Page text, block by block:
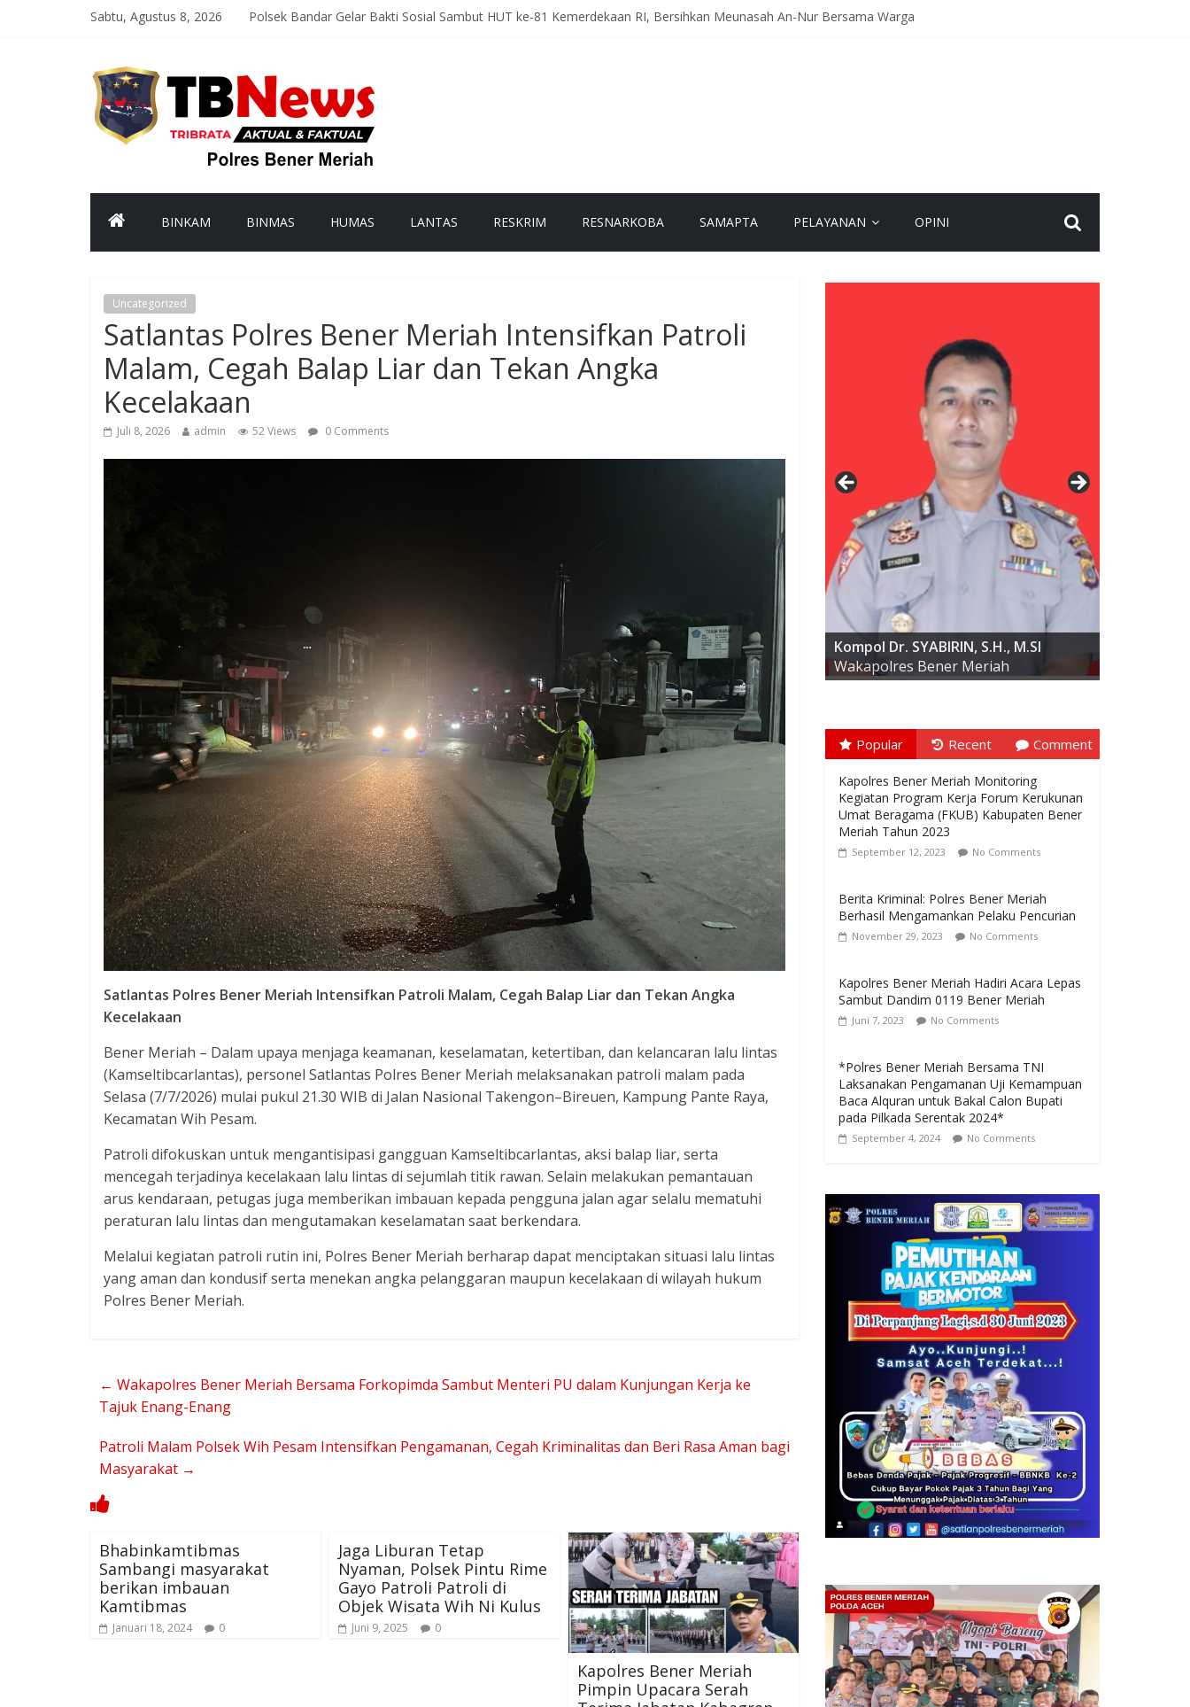
Sabtu, Agustus 8, 2026
Polsek Bandar Gelar Bakti Sosial Sambut HUT ke-81 Kemerdekaan RI, Bersihkan Meunasah An-Nur Bersama Warga
Patroli Malam Polsek Wih Pesam Intensifkan Antisipasi Guantibmas, Warga Diimbau Jaga Keamanan Bersama
Bhabinkamtibmas Kampung Kerlang Intensifkan Sambang Desa, Ajak Warga Tingkatkan Kewaspadaan dan Jaga Kamtibmas
BINKAM BINMAS HUMAS LANTAS RESKRIM RESNARKOBA SAMAPTA PELAYANAN OPINI
Uncategorized
Satlantas Polres Bener Meriah Intensifkan Patroli
Malam, Cegah Balap Liar dan Tekan Angka
Kecelakaan
Juli 8, 2026 admin 52 Views 0 Comments
Satlantas Polres Bener Meriah Intensifkan Patroli Malam, Cegah Balap Liar dan Tekan Angka
Kecelakaan
Bener Meriah – Dalam upaya menjaga keamanan, keselamatan, ketertiban, dan kelancaran lalu lintas
(Kamseltibcarlantas), personel Satlantas Polres Bener Meriah melaksanakan patroli malam pada
Selasa (7/7/2026) mulai pukul 21.30 WIB di Jalan Nasional Takengon–Bireuen, Kampung Pante Raya,
Kecamatan Wih Pesam.
Patroli difokuskan untuk mengantisipasi gangguan Kamseltibcarlantas, aksi balap liar, serta
mencegah terjadinya kecelakaan lalu lintas di sejumlah titik rawan. Selain melakukan pemantauan
arus kendaraan, petugas juga memberikan imbauan kepada pengguna jalan agar selalu mematuhi
peraturan lalu lintas dan mengutamakan keselamatan saat berkendara.
Melalui kegiatan patroli rutin ini, Polres Bener Meriah berharap dapat menciptakan situasi lalu lintas
yang aman dan kondusif serta menekan angka pelanggaran maupun kecelakaan di wilayah hukum
Polres Bener Meriah.
← Wakapolres Bener Meriah Bersama Forkopimda Sambut Menteri PU dalam Kunjungan Kerja ke
Tajuk Enang-Enang
Patroli Malam Polsek Wih Pesam Intensifkan Pengamanan, Cegah Kriminalitas dan Beri Rasa Aman bagi
Masyarakat →
Bhabinkamtibmas
Sambangi masyarakat
berikan imbauan
Kamtibmas
Januari 18, 2024 0
Jaga Liburan Tetap
Nyaman, Polsek Pintu Rime
Gayo Patroli Patroli di
Objek Wisata Wih Ni Kulus
Juni 9, 2025 0
Kapolres Bener Meriah
Pimpin Upacara Serah
AKBP ARIS CAI DWI SUSANTO S.I.K.,
M.I.K
Kompol Dr. SYABIRIN, S.H., M.SI
Wakapolres Bener Meriah
Popular Recent Comment
Kapolres Bener Meriah Monitoring
Kegiatan Program Kerja Forum Kerukunan
Umat Beragama (FKUB) Kabupaten Bener
Meriah Tahun 2023
September 12, 2023 No Comments
Berita Kriminal: Polres Bener Meriah
Berhasil Mengamankan Pelaku Pencurian
November 29, 2023 No Comments
Kapolres Bener Meriah Hadiri Acara Lepas
Sambut Dandim 0119 Bener Meriah
Juni 7, 2023 No Comments
*Polres Bener Meriah Bersama TNI
Laksanakan Pengamanan Uji Kemampuan
Baca Alquran untuk Bakal Calon Bupati
pada Pilkada Serentak 2024*
September 4, 2024 No Comments